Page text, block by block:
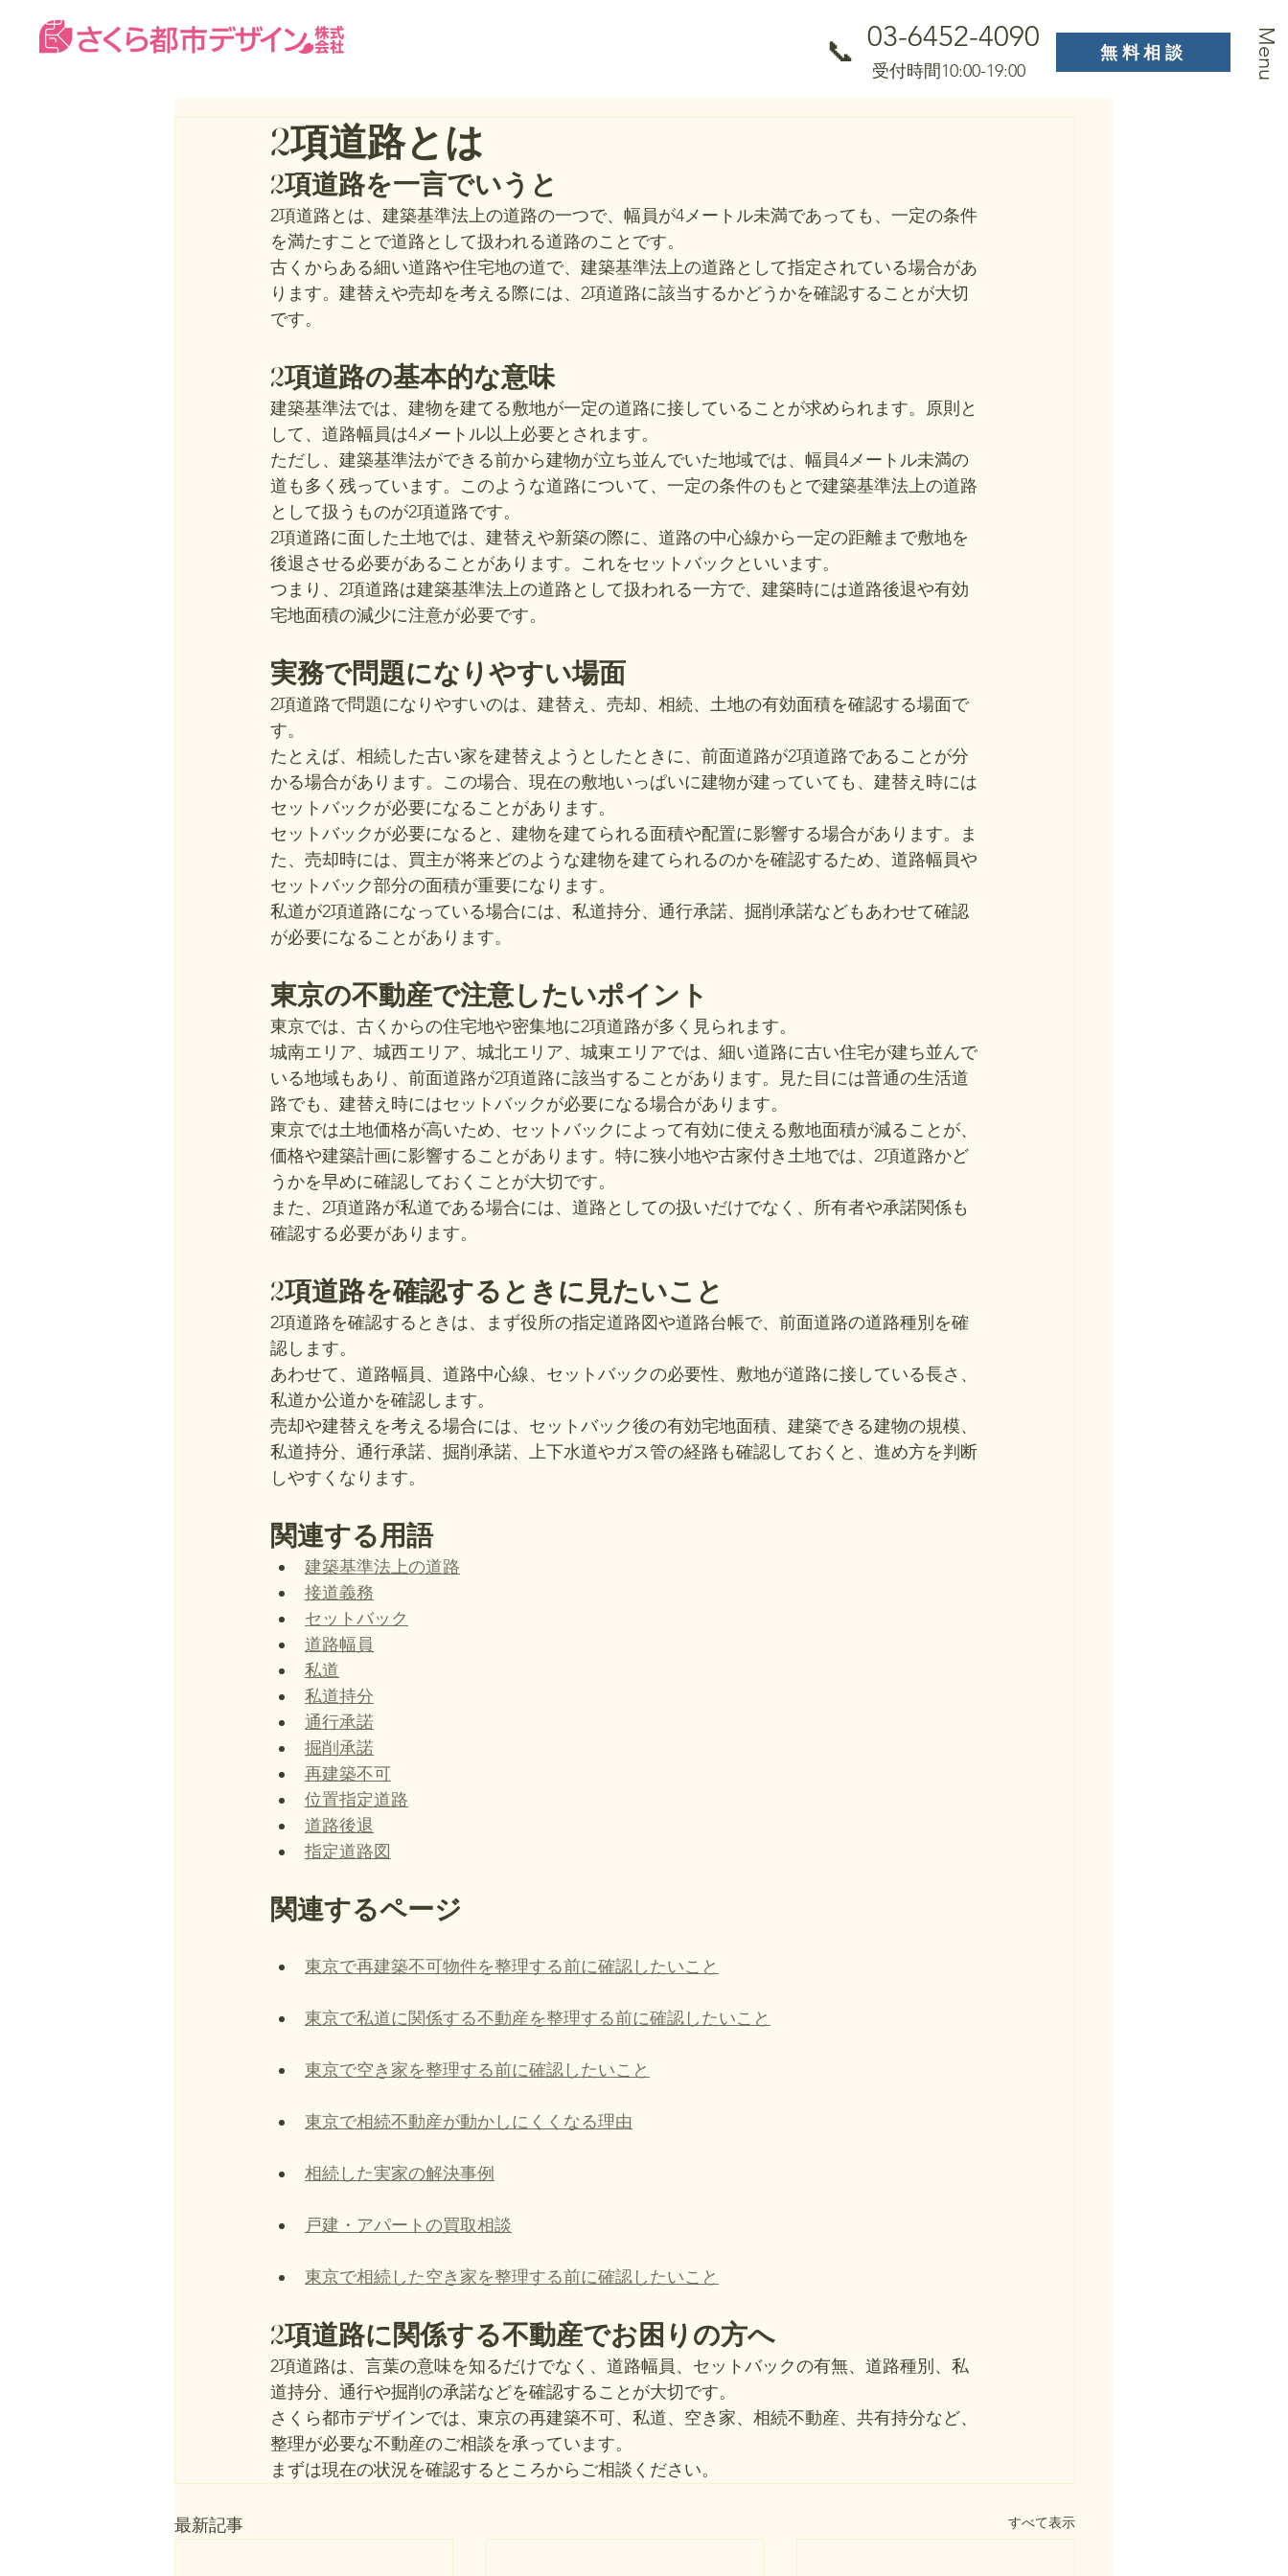
📞 03-6452-4090
受付時間10:00-19:00
無料相談 Menu
2項道路とは
2項道路を一言でいうと
2項道路とは、建築基準法上の道路の一つで、幅員が4メートル未満であっても、一定の条件
を満たすことで道路として扱われる道路のことです。
古くからある細い道路や住宅地の道で、建築基準法上の道路として指定されている場合があ
ります。建替えや売却を考える際には、2項道路に該当するかどうかを確認することが大切
です。
2項道路の基本的な意味
建築基準法では、建物を建てる敷地が一定の道路に接していることが求められます。原則と
して、道路幅員は4メートル以上必要とされます。
ただし、建築基準法ができる前から建物が立ち並んでいた地域では、幅員4メートル未満の
道も多く残っています。このような道路について、一定の条件のもとで建築基準法上の道路
として扱うものが2項道路です。
2項道路に面した土地では、建替えや新築の際に、道路の中心線から一定の距離まで敷地を
後退させる必要があることがあります。これをセットバックといいます。
つまり、2項道路は建築基準法上の道路として扱われる一方で、建築時には道路後退や有効
宅地面積の減少に注意が必要です。
実務で問題になりやすい場面
2項道路で問題になりやすいのは、建替え、売却、相続、土地の有効面積を確認する場面で
す。
たとえば、相続した古い家を建替えようとしたときに、前面道路が2項道路であることが分
かる場合があります。この場合、現在の敷地いっぱいに建物が建っていても、建替え時には
セットバックが必要になることがあります。
セットバックが必要になると、建物を建てられる面積や配置に影響する場合があります。ま
た、売却時には、買主が将来どのような建物を建てられるのかを確認するため、道路幅員や
セットバック部分の面積が重要になります。
私道が2項道路になっている場合には、私道持分、通行承諾、掘削承諾などもあわせて確認
が必要になることがあります。
東京の不動産で注意したいポイント
東京では、古くからの住宅地や密集地に2項道路が多く見られます。
城南エリア、城西エリア、城北エリア、城東エリアでは、細い道路に古い住宅が建ち並んで
いる地域もあり、前面道路が2項道路に該当することがあります。見た目には普通の生活道
路でも、建替え時にはセットバックが必要になる場合があります。
東京では土地価格が高いため、セットバックによって有効に使える敷地面積が減ることが、
価格や建築計画に影響することがあります。特に狭小地や古家付き土地では、2項道路かど
うかを早めに確認しておくことが大切です。
また、2項道路が私道である場合には、道路としての扱いだけでなく、所有者や承諾関係も
確認する必要があります。
2項道路を確認するときに見たいこと
2項道路を確認するときは、まず役所の指定道路図や道路台帳で、前面道路の道路種別を確
認します。
あわせて、道路幅員、道路中心線、セットバックの必要性、敷地が道路に接している長さ、
私道か公道かを確認します。
売却や建替えを考える場合には、セットバック後の有効宅地面積、建築できる建物の規模、
私道持分、通行承諾、掘削承諾、上下水道やガス管の経路も確認しておくと、進め方を判断
しやすくなります。
関連する用語
建築基準法上の道路
接道義務
セットバック
道路幅員
私道
私道持分
通行承諾
掘削承諾
再建築不可
位置指定道路
道路後退
指定道路図
関連するページ
東京で再建築不可物件を整理する前に確認したいこと
東京で私道に関係する不動産を整理する前に確認したいこと
東京で空き家を整理する前に確認したいこと
東京で相続不動産が動かしにくくなる理由
相続した実家の解決事例
戸建・アパートの買取相談
東京で相続した空き家を整理する前に確認したいこと
2項道路に関係する不動産でお困りの方へ
2項道路は、言葉の意味を知るだけでなく、道路幅員、セットバックの有無、道路種別、私
道持分、通行や掘削の承諾などを確認することが大切です。
さくら都市デザインでは、東京の再建築不可、私道、空き家、相続不動産、共有持分など、
整理が必要な不動産のご相談を承っています。
まずは現在の状況を確認するところからご相談ください。
最新記事 すべて表示